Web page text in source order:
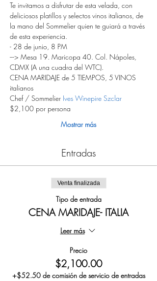
Te invitamos a disfrutar de esta velada, con
deliciosos platillos y selectos vinos italianos, de
la mano del Sommelier quien te guiará a través
de esta experiencia.
- 28 de junio, 8 PM
---> Mesa 19. Maricopa 40. Col. Nápoles,
CDMX (A una cuadra del WTC).
CENA MARIDAJE de 5 TIEMPOS, 5 VINOS
italianos
Chef / Sommelier Ives Winepire Szclar
$2,100 por persona
Mostrar más
Entradas
Venta finalizada
Tipo de entrada
CENA MARIDAJE- ITALIA
Leer más
Precio
$2,100.00
+$52.50 de comisión de servicio de entradas